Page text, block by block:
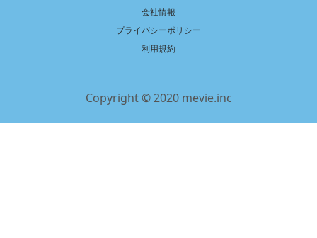
会社情報
プライバシーポリシー
利用規約
Copyright © 2020 mevie.inc